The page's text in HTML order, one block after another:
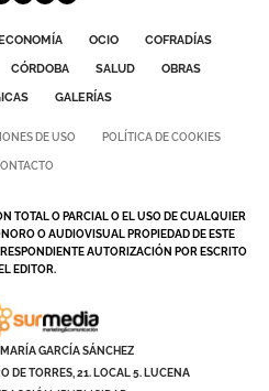
ECONOMÍA OCIO
COFRADÍAS
CÓRDOBA SALUD
OBRAS
GALERÍAS
DE USO POLÍTICA DE COOKIES
TOTAL O PARCIAL O EL USO DE CUALQUIER
O AUDIOVISUAL PROPIEDAD DE ESTE
AUTORIZACIÓN POR ESCRITO
EDITOR.
GARCÍA SÁNCHEZ
DE TORRES, 21. LOCAL 5. LUCENA